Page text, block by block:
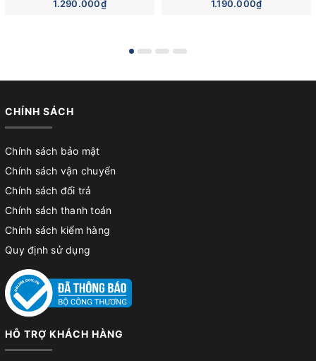
1.290.000₫
1.190.000₫
CHÍNH SÁCH
Chính sách bảo mật
Chính sách vận chuyển
Chính sách đổi trả
Chính sách thanh toán
Chính sách kiểm hàng
Quy định sử dụng
HỖ TRỢ KHÁCH HÀNG